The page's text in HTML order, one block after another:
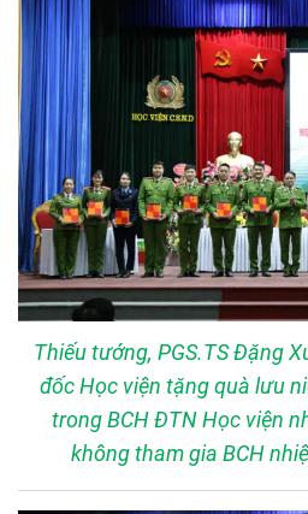
Thiếu tướng, PGS.TS Đặng
đốc Học viện tặng quà lưu
trong BCH ĐTN Học viện
không tham gia BCH